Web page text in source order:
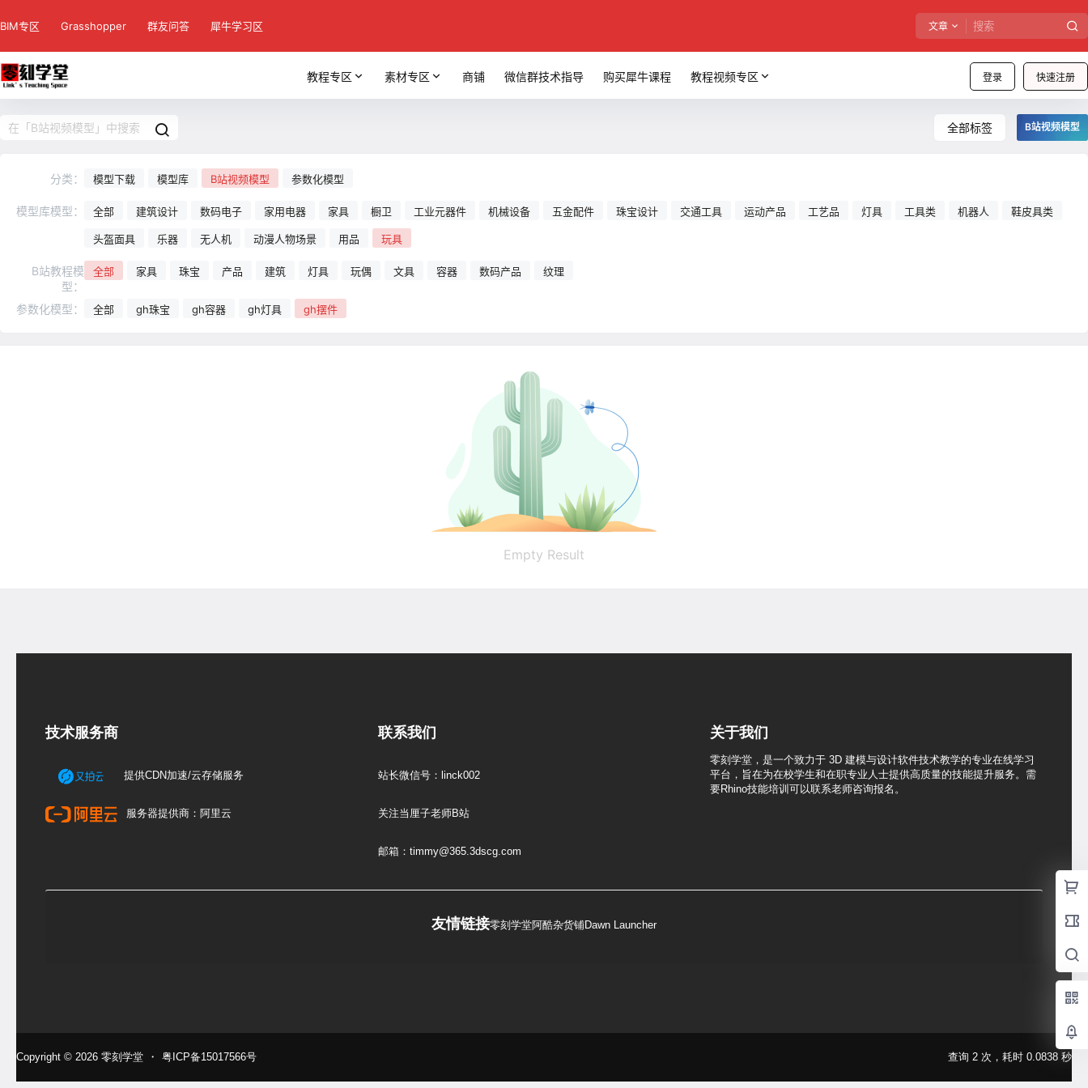
BIM专区 Grasshopper 群友问答 犀牛学习区 文章
登录 快速注册
教程专区 素材专区 商铺 微信群技术指导 购买犀牛课程 教程视频专区
全部标签 B站视频模型
分类： 模型下载 模型库 B站视频模型 参数化模型
模型库模型： 全部 建筑设计 数码电子 家用电器 家具 橱卫 工业元器件 机械设备 五金配件 珠宝设计 交通工具 运动产品 工艺品 灯具 工具类 机器人 鞋皮具类
头盔面具 乐器 无人机 动漫人物场景 用品 玩具
B站教程模
型：
全部 家具 珠宝 产品 建筑 灯具 玩偶 文具 容器 数码产品 纹理
参数化模型： 全部 gh珠宝 gh容器 gh灯具 gh摆件
Empty Result
技术服务商
提供CDN加速/云存储服务
服务器提供商：阿里云
联系我们
站长微信号：linck002
关注当厘子老师B站
邮箱：timmy@365.3dscg.com
关于我们
零刻学堂，是一个致力于 3D 建模与设计软件技术教学的专业在线学习
平台，旨在为在校学生和在职专业人士提供高质量的技能提升服务。需
要Rhino技能培训可以联系老师咨询报名。
友情链接零刻学堂阿酷杂货铺Dawn Launcher
Copyright © 2026 零刻学堂 ・ 粤ICP备15017566号 查询 2 次，耗时 0.0838 秒